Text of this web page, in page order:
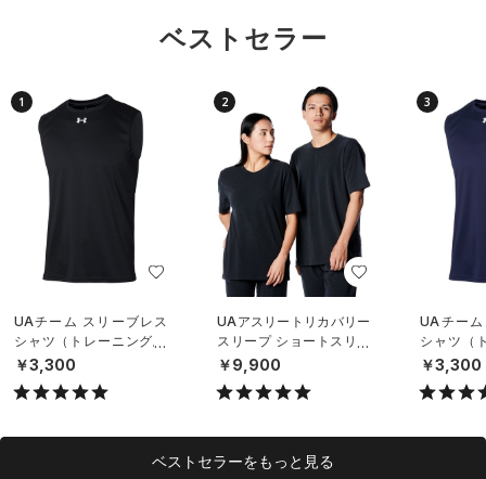
ベストセラー
1
UAチーム スリーブレス
シャツ（トレーニング/U
NISEX）
￥3,300
2
UAアスリートリカバリー
スリープ ショートスリー
ブ シャツ（ライフスタイ
ル/UNISEX）
￥9,900
3
UAチー
シャツ（
NISEX）
￥3,300
ベストセラーをもっと見る